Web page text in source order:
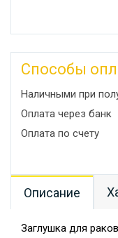
Способы
Наличными при
Оплата через банк
Оплата по счету
Описание
Заглушка для